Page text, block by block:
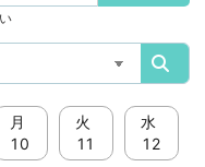
月
10
火
11
水
12